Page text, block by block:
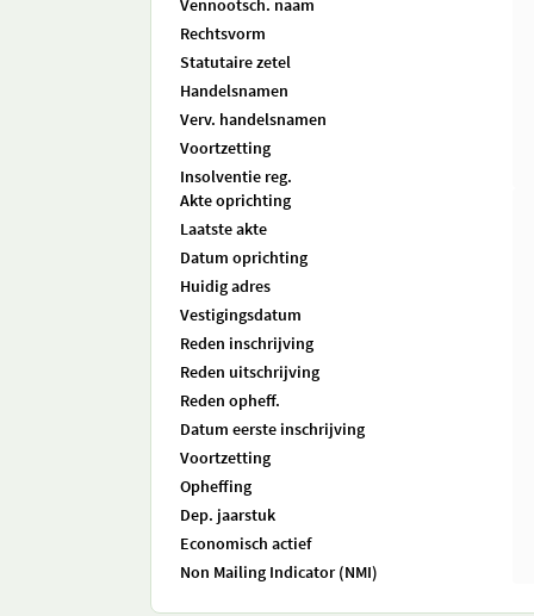
Vennootsch. naam
Rechtsvorm
Statutaire zetel
Handelsnamen
Verv. handelsnamen
Voortzetting
Insolventie reg.
Akte oprichting
Laatste akte
Datum oprichting
Huidig adres
Vestigingsdatum
Reden inschrijving
Reden uitschrijving
Reden opheff.
Datum eerste inschrijving
Voortzetting
Opheffing
Dep. jaarstuk
Economisch actief
Non Mailing Indicator (NMI)